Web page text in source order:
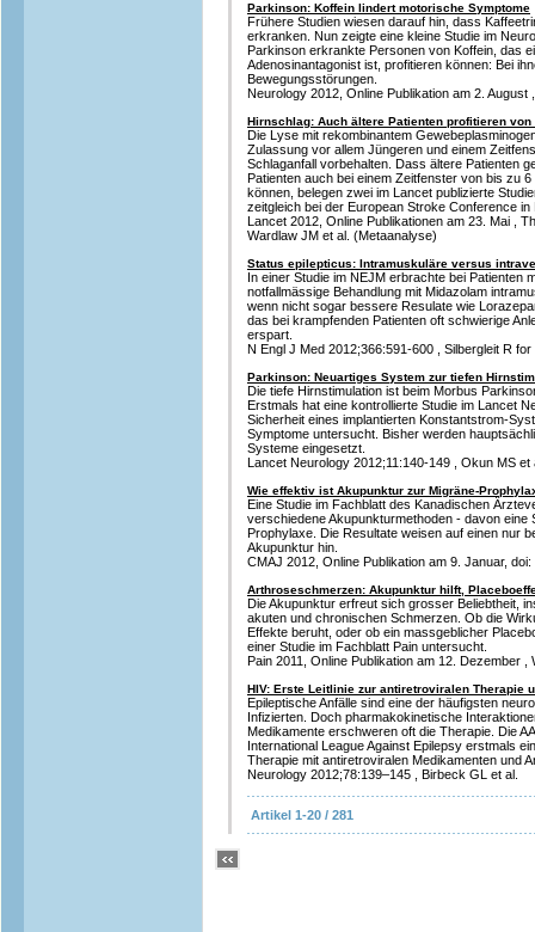
Parkinson: Koffein lindert motorische Symptome
Frühere Studien wiesen darauf hin, dass
erkranken. Nun zeigte eine kleine Studie im
Parkinson erkrankte Personen von Koffein, das
Adenosinantagonist ist, profitieren können: Bei
Bewegungsstörungen.
Neurology 2012, Online Publikation am 2. August
Hirnschlag: Auch ältere Patienten profitieren von
Die Lyse mit rekombinantem
Zulassung vor allem Jüngeren und einem
Schlaganfall vorbehalten. Dass ältere Patienten
Patienten auch bei einem Zeitfenster von bis zu
können, belegen zwei im Lancet publizierte
zeitgleich bei der European Stroke Conference
Lancet 2012, Online Publikationen am 23. Mai ,
Wardlaw JM et al. (Metaanalyse)
Status epilepticus: Intramuskuläre versus
In einer Studie im NEJM erbrachte bei Patienten
notfallmässige Behandlung mit Midazolam
wenn nicht sogar bessere Resulate wie
das bei krampfenden Patienten oft schwierige
erspart.
N Engl J Med 2012;366:591-600 , Silbergleit R
Parkinson: Neuartiges System zur tiefen
Die tiefe Hirnstimulation ist beim Morbus
Erstmals hat eine kontrollierte Studie im Lancet
Sicherheit eines implantierten Konstantstrom-
Symptome untersucht. Bisher werden
Systeme eingesetzt.
Lancet Neurology 2012;11:140-149 , Okun MS
Wie effektiv ist Akupunktur zur Migräne-
Eine Studie im Fachblatt des Kanadischen
verschiedene Akupunkturmethoden - davon
Prophylaxe. Die Resultate weisen auf einen nur
Akupunktur hin.
CMAJ 2012, Online Publikation am 9. Januar,
Arthroseschmerzen: Akupunktur hilft,
Die Akupunktur erfreut sich grosser Beliebtheit,
akuten und chronischen Schmerzen. Ob die
Effekte beruht, oder ob ein massgeblicher
einer Studie im Fachblatt Pain untersucht.
Pain 2011, Online Publikation am 12. Dezember ,
HIV: Erste Leitlinie zur antiretroviralen Therapie
Epileptische Anfälle sind eine der häufigsten
Infizierten. Doch pharmakokinetische
Medikamente erschweren oft die Therapie. Die
International League Against Epilepsy erstmals
Therapie mit antiretroviralen Medikamenten und
Neurology 2012;78:139–145 , Birbeck GL et al.
Artikel 1-20 / 281